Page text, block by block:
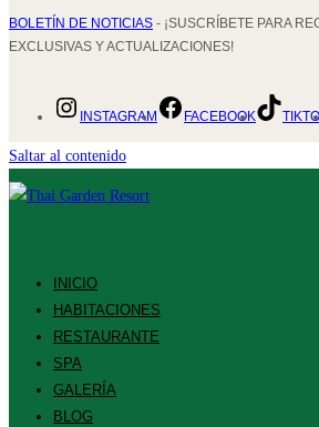
BOLETÍN DE NOTICIAS - ¡SUSCRÍBETE PARA
EXCLUSIVAS Y ACTUALIZACIONES!
INSTAGRAM FACEBOOK
Saltar al contenido
INICIO
HABITACIONES
RESTAURANTE
SPA
GALERÍA
BLOG